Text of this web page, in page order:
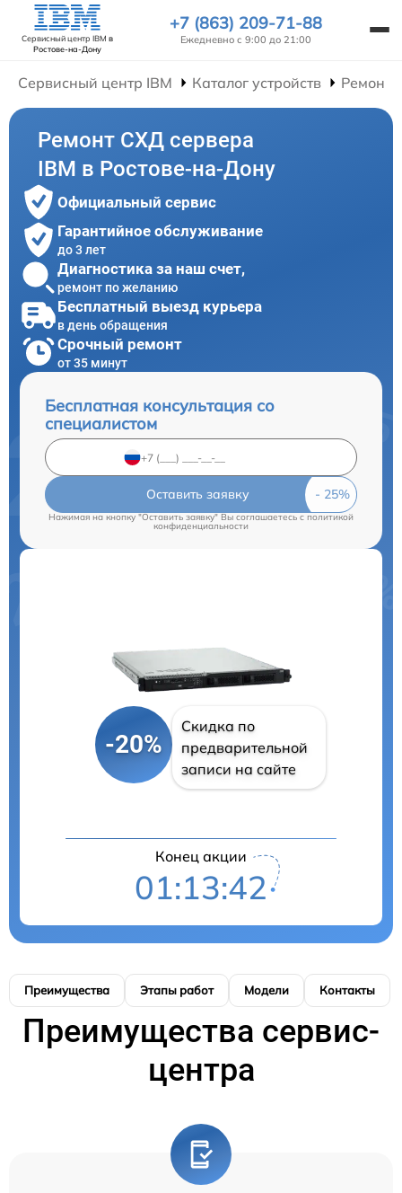
Сервисный центр IBM в
Ростове-на-Дону
+7 (863) 209-71-88
Ежедневно с 9:00 до 21:00
Сервисный центр IBM Каталог устройств Ремонт
Ремонт СХД сервера
IBM в Ростове-на-Дону
Официальный сервис
Гарантийное обслуживание
до 3 лет
Диагностика за наш счет,
ремонт по желанию
Бесплатный выезд курьера
в день обращения
Срочный ремонт
от 35 минут
Бесплатная консультация со
специалистом
Оставить заявку
Нажимая на кнопку "Оставить заявку" Вы соглашаетесь c политикой
конфиденциальности
-20%
Скидка по
предварительной
записи на сайте
Конец акции
01:13:41
Преимущества Этапы работ Модели Контакты
Преимущества сервис-
центра